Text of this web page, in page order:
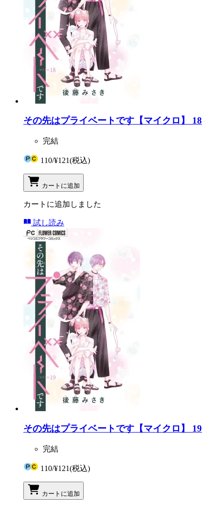
その先はプライベートです【マイクロ】 18
完結
110/¥121(税込)
カートに追加
カートに追加しました
試し読み
その先はプライベートです【マイクロ】 19
完結
110/¥121(税込)
カートに追加